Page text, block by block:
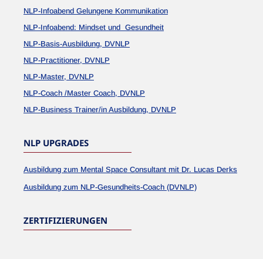
NLP-Infoabend Gelungene Kommunikation
NLP-Infoabend: Mindset und Gesundheit
NLP-Basis-Ausbildung, DVNLP
NLP-Practitioner, DVNLP
NLP-Master, DVNLP
NLP-Coach /Master Coach, DVNLP
NLP-Business Trainer/in Ausbildung, DVNLP
NLP UPGRADES
Ausbildung zum Mental Space Consultant mit Dr. Lucas Derks
Ausbildung zum NLP-Gesundheits-Coach (DVNLP)
ZERTIFIZIERUNGEN